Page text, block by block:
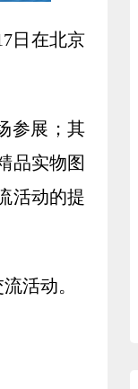
日在北京
参展；其
品实物图
活动的提
活动。